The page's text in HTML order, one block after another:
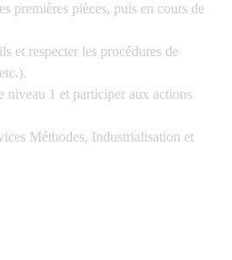
premières pièces, puis en cours de
et respecter les procédures de
niveau 1 et participer aux actions
Méthodes, Industrialisation et